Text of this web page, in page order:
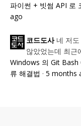
파이썬 + 빗썸 API 로
ago
코드도사 네 저
않았었는데 최근
Windows 의 Git Bash
류 해결법 · 5 months